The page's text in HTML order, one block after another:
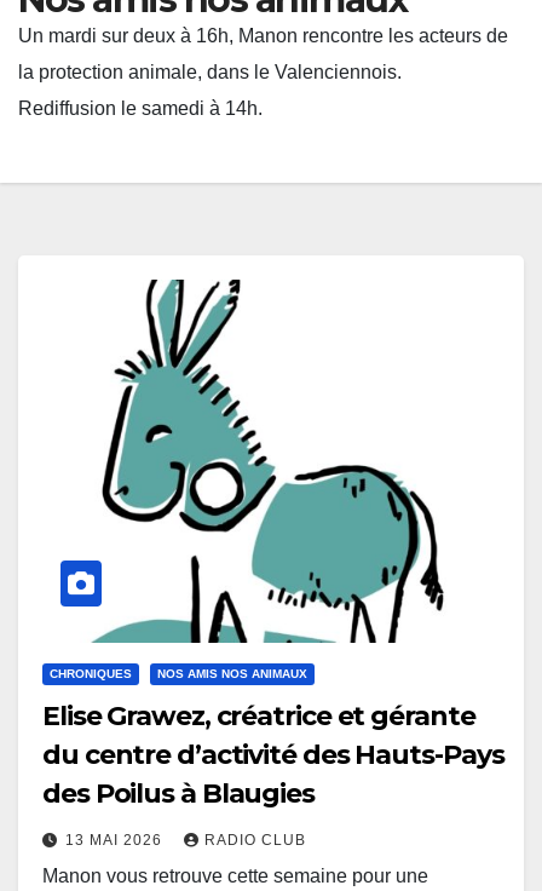
Un mardi sur deux à 16h, Manon rencontre les acteurs de
la protection animale, dans le Valenciennois.
Rediffusion le samedi à 14h.
CHRONIQUES NOS AMIS NOS ANIMAUX
Elise Grawez, créatrice et gérante
du centre d’activité des Hauts-Pays
des Poilus à Blaugies
13 MAI 2026 RADIO CLUB
Manon vous retrouve cette semaine pour une